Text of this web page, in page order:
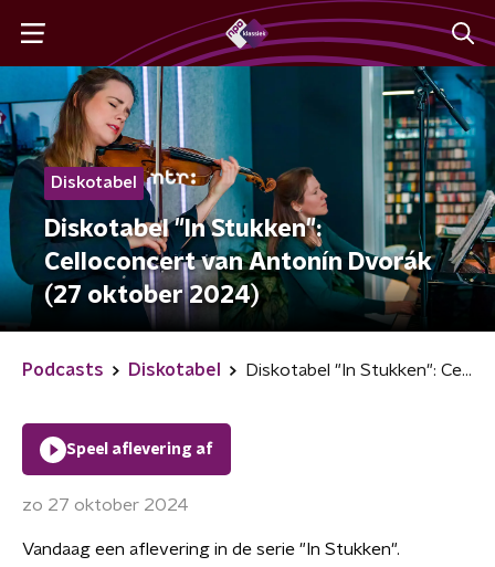
Diskotabel
Diskotabel "In Stukken":
Celloconcert van Antonín Dvorák
(27 oktober 2024)
Podcasts Diskotabel Diskotabel "In Stukken": Celloconcert van Antonín Dvorák (27 oktober 2024)
Speel aflevering af
zo 27 oktober 2024
Vandaag een aflevering in de serie "In Stukken".